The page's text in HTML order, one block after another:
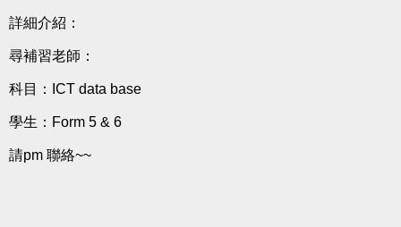
詳細介紹：
尋補習老師：
科目：ICT data base
學生：Form 5 & 6
請pm 聯絡~~